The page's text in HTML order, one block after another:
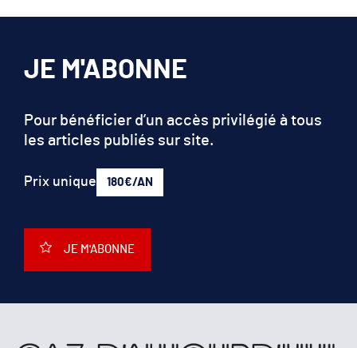
JE M'ABONNE
Pour bénéficier d’un accès privilégié à tous
les articles publiés sur site.
Prix unique 180€/AN
JE M'ABONNE